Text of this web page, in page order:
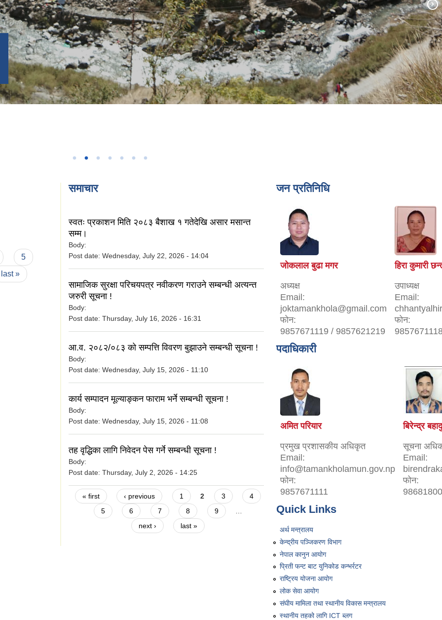
5
last »
समाचार
स्वतः प्रकाशन मिति २०८३ बैशाख १ गतेदेखि असार मसान्त
सम्म।
Body:
Post date: Wednesday, July 22, 2026 - 14:04
सामाजिक सुरक्षा परिचयपत्र नवीकरण गराउने सम्बन्धी अत्यन्त
जरुरी सूचना !
Body:
Post date: Thursday, July 16, 2026 - 16:31
आ.व. २०८२/०८३ को सम्पत्ति विवरण बुझाउने सम्बन्धी सूचना !
Body:
Post date: Wednesday, July 15, 2026 - 11:10
कार्य सम्पादन मूल्याङ्कन फाराम भर्ने सम्बन्धी सूचना !
Body:
Post date: Wednesday, July 15, 2026 - 11:08
तह वृद्धिका लागि निवेदन पेस गर्ने सम्बन्धी सूचना !
Body:
Post date: Thursday, July 2, 2026 - 14:25
Pages
« first ‹ previous 1 2 3
4
5
6 7 8 9
next ›
last »
जन प्रतिनिधि
जोकलाल बुढा मगर
अध्यक्ष
Email:
joktamankhola@gmail.com
फोन:
9857671119 / 9857621219
हिरा कुमारी
उपाध्यक्ष
Email:
फोन:
पदाधिकारी
अमित परियार
प्रमुख प्रशासकीय अधिकृत
Email:
info@tamankholamun.gov.np
फोन:
9857671111
बिरेन्द्र
सूचना
Email:
फोन:
Quick Links
अर्थ मन्त्रालय
केन्द्रीय पञ्जिकरण विभाग
नेपाल कानुन आयोग
प्रिती फन्ट बाट युनिकोड कन्भर्रटर
राष्ट्रिय योजना आयोग
लोक सेवा आयोग
संघीय मामिला तथा स्थानीय विकास मन्त्रालय
स्थानीय तहको लागि ICT ब्लग